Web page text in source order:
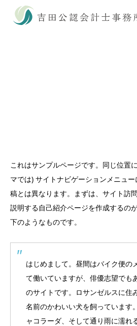
これはサンプルページです。同じ位置
マでは) サイトナビゲーションメニュ
稿とは異なります。まずは、サイト訪
説明する自己紹介ページを作成するの
下のようなものです。
はじめまして。昼間はバイク便の
て働いていますが、俳優志望でも
のサイトです。ロサンゼルスに住
名前のかわいい犬を飼っています
ャコラーダ、そして通り雨に濡れ